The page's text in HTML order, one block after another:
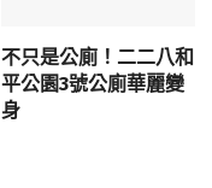
不只是公廁！二二八和
平公園3號公廁華麗變
身